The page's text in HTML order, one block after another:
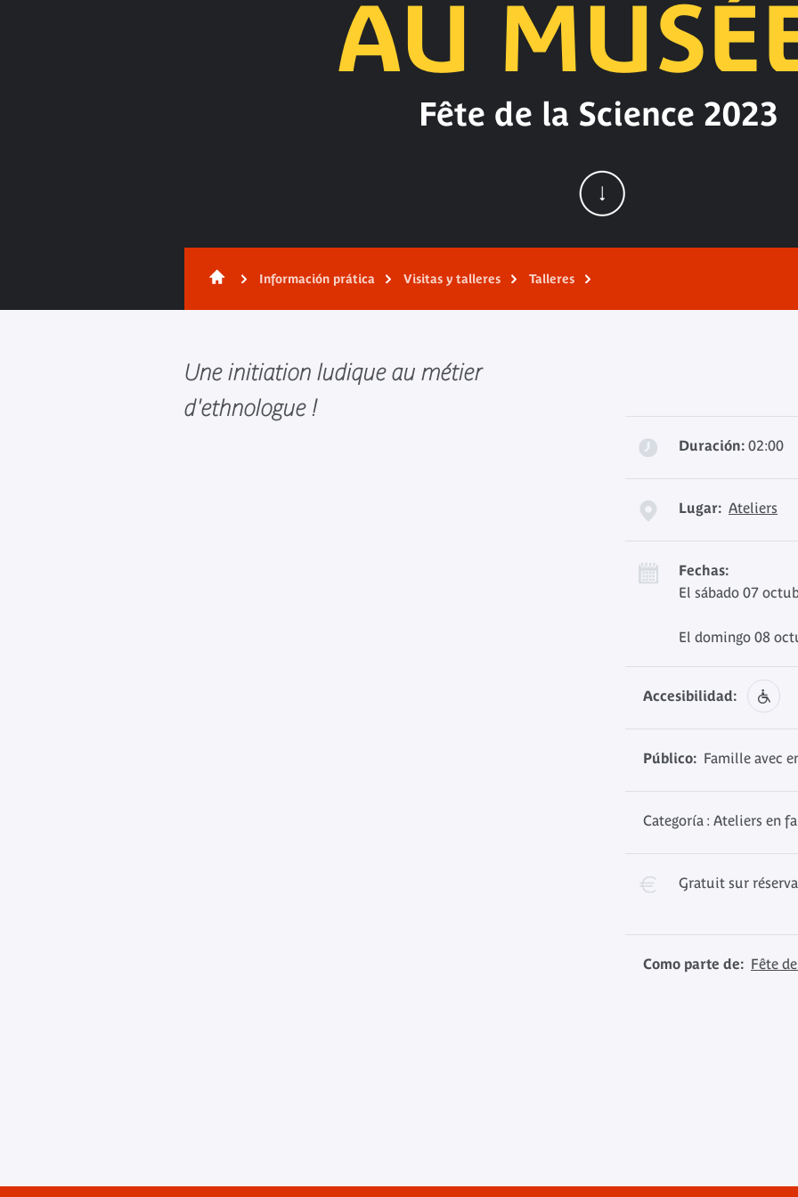
AU
Fête de la Science 2023
Información prática Visitas y talleres Talleres
Une initiation ludique au métier
d'ethnologue !
Duración: 02:00
Lugar: Ateliers
Fechas:
El sábado 07
El domingo 08
Accesibilidad:
Público: Famille avec
Categoría : Ateliers en
Gratuit sur
Como parte de: Fête